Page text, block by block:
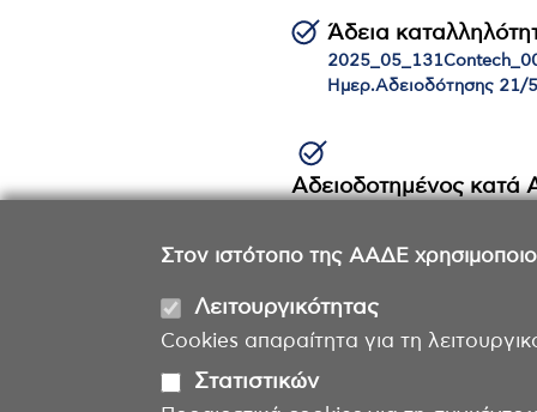
Στον ιστότοπο της ΑΑΔΕ
Λειτουργικότητας
Cookies απαραίτητα για τη
Στατιστικών
Άδεια
Ημερ.Αδειοδότησης 21/
Αδειοδοτημένος